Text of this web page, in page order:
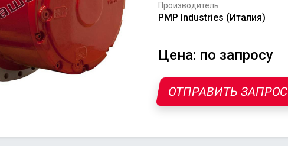
Производитель:
PMP Industries (Италия)
Цена: по запросу
ОТПРАВИТЬ ЗАПРОС